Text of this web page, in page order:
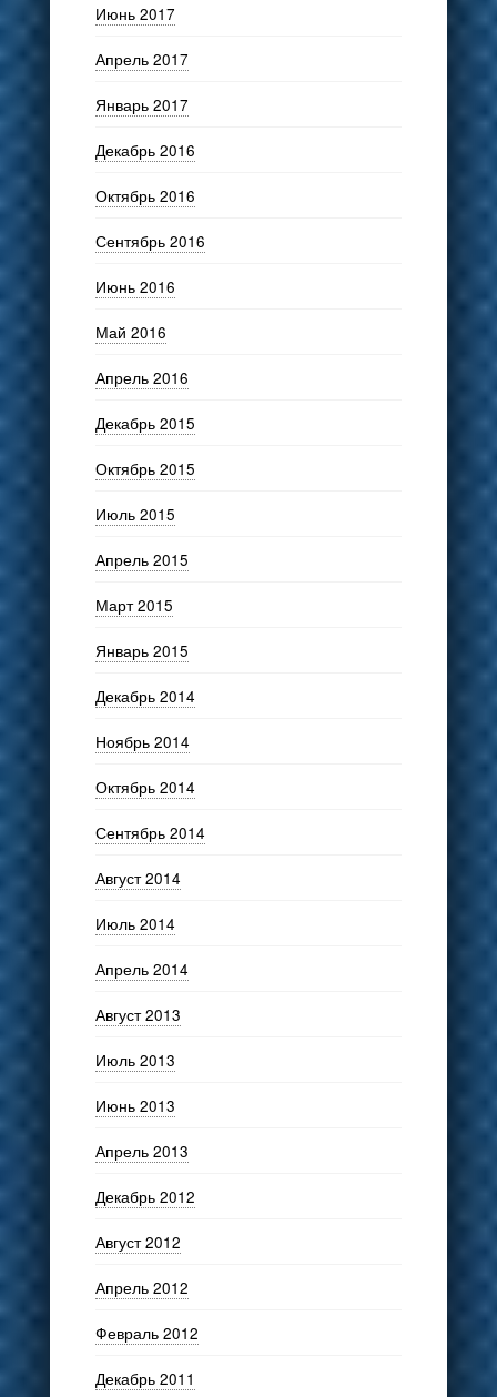
Июнь 2017
Апрель 2017
Январь 2017
Декабрь 2016
Октябрь 2016
Сентябрь 2016
Июнь 2016
Май 2016
Апрель 2016
Декабрь 2015
Октябрь 2015
Июль 2015
Апрель 2015
Март 2015
Январь 2015
Декабрь 2014
Ноябрь 2014
Октябрь 2014
Сентябрь 2014
Август 2014
Июль 2014
Апрель 2014
Август 2013
Июль 2013
Июнь 2013
Апрель 2013
Декабрь 2012
Август 2012
Апрель 2012
Февраль 2012
Декабрь 2011